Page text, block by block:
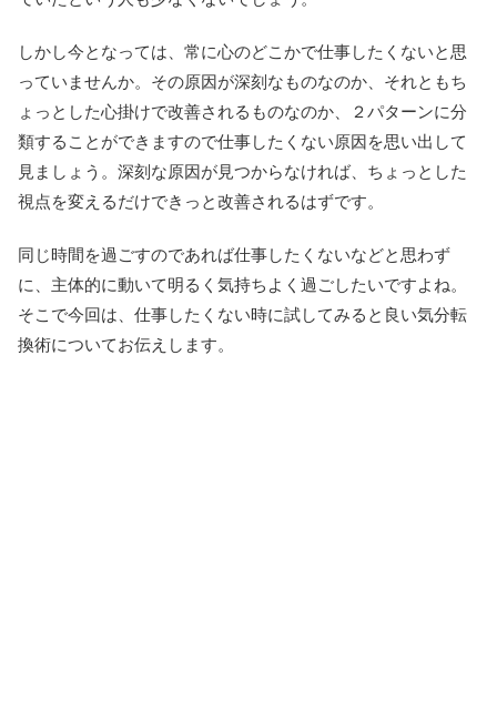
しかし今となっては、常に心のどこかで仕事したくないと思
っていませんか。その原因が深刻なものなのか、それともち
ょっとした心掛けで改善されるものなのか、２パターンに分
類することができますので仕事したくない原因を思い出して
見ましょう。深刻な原因が見つからなければ、ちょっとした
視点を変えるだけできっと改善されるはずです。
同じ時間を過ごすのであれば仕事したくないなどと思わず
に、主体的に動いて明るく気持ちよく過ごしたいですよね。
そこで今回は、仕事したくない時に試してみると良い気分転
換術についてお伝えします。